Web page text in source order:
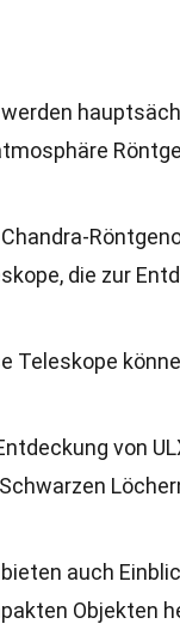
werden
Chandra-
die zur
Teleskope
von
bieten auch
Objekten